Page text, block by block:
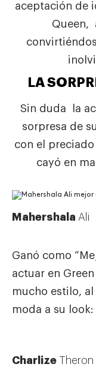
aceptación de
Queen,
LA
Sin duda la
sorpresa de
con el
cayó en
Mahershala Ali
Ganó como
actuar en
mucho estilo,
moda a su look:
Charlize Theron